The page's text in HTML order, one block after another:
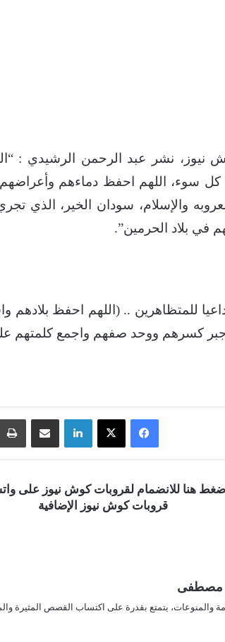
نشر عبد الرحمن الرشيدي :
كل سوء، اللهم احفظ دماءهم
والإسلام، سودان الخير، الذي
في بلاد الحرمين”.
للمتظاهرين .. ( اللهم احفظ بلادهم
كسرهم ووحد صفهم واجمع كلمتهم
فيسبوك ‫X لينكدإن مشاركة عبر البريد
اضغط هنا للانضمام لقروبات كوش نيوز على
قروبات كوش نيوز الإضافية
مصطفى
والمنوعات، يتمتع بقدرة على اكتساب القصص المثيرة